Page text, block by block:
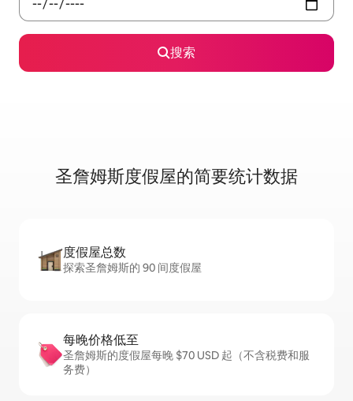
搜索
圣詹姆斯度假屋的简要统计数据
度假屋总数
探索圣詹姆斯的 90 间度假屋
每晚价格低至
圣詹姆斯的度假屋每晚 $70 USD 起（不含税费和服
务费）